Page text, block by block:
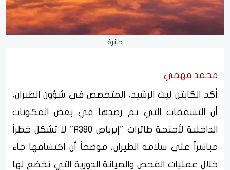
طائرة
محمد فهمي
أكد الكابتن ليث الرشيد، المتخصص في شؤون الطيران،
أن التشققات التي تم رصدها في بعض المكونات
الداخلية لأجنحة طائرات "إيرباص A380" لا تشكل خطراً
مباشراً على سلامة الطيران، موضحاً أن اكتشافها جاء
خلال عمليات الفحص والصيانة الدورية التي تخضع لها